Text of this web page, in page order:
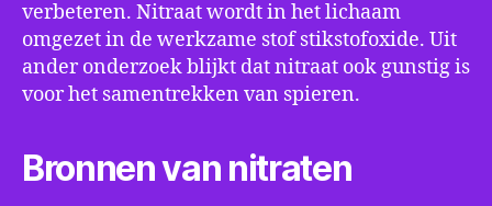
verbeteren. Nitraat wordt in het lichaam
omgezet in de werkzame stof stikstofoxide. Uit
ander onderzoek blijkt dat nitraat ook gunstig is
voor het samentrekken van spieren.
Bronnen van nitraten